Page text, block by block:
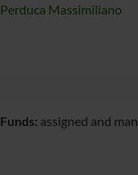
Perduca Massimiliano
Funds: assigned and